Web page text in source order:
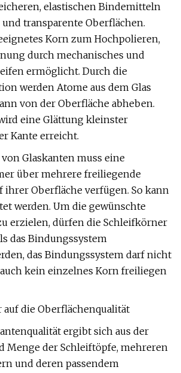
elastischen Bindemitteln
transparente Oberflächen.
Korn zum Hochpolieren,
durch mechanisches und
ermöglicht. Durch die
werden Atome aus dem Glas
von der Oberfläche abheben.
eine Glättung kleinster
Kante erreicht.
Glaskanten muss eine
über mehrere freiliegende
ihrer Oberfläche verfügen. So kann
werden. Um die gewünschte
erzielen, dürfen die Schleifkörner
das Bindungssystem
das Bindungssystem darf nicht
kein einzelnes Korn freiliegen
auf die Oberflächenqualität
ergibt sich aus der
Menge der Schleiftöpfe, mehreren
und deren passendem